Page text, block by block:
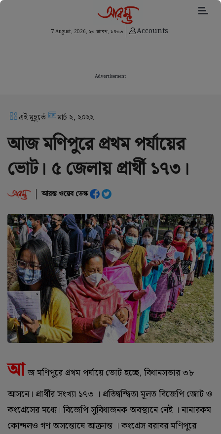
7 August, 2026, ২৩ শ্রাবণ, ১৪৩৩ Accounts
Advertisement
এই মুহূর্তে মার্চ ২, ২০২২
আজ মণিপুরে প্ৰথম পৰ্যায়ের
ভোট। ৫ জেলায় প্রার্থী ১৭৩।
আরম্ভ ওয়েব ডেস্ক
আ জ মণিপুরে প্ৰথম পৰ্যায়ে ভোট হচ্ছে, বিধানসভার ৩৮
আসনে। প্রার্থীর সংখ্যা ১৭৩ । প্রতিদ্বন্দ্বিতা মূলত বিজেপি জোট ও
কংগ্রেসের মধ্যে। বিজেপি সুবিধাজনক অবস্থানে নেই । নানারকম
কোন্দলও গণ অসন্তোষে আক্রান্ত । কংগ্রেস বরাবর মণিপুরে